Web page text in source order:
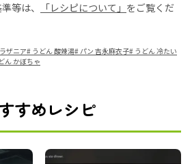
等は、
「レシピについて」 をご覧くだ
ザニア# うどん 酸辣湯#パン 吉永麻衣子# うどん 冷たい
ん かぼちゃ
すめレシピ